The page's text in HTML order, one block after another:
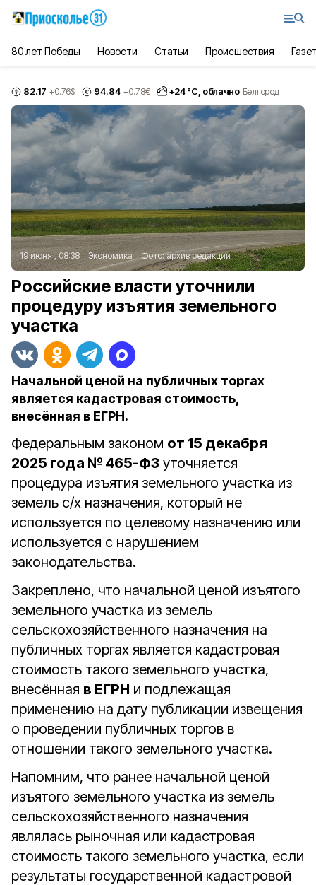
80 лет Победы Новости Статьи Происшествия
82.17 +0.76$ 94.84 +0.78€ +24°С, облачно Белгород
19 июня , 08:38 Экономика Фото:архив редакции
Российские власти уточнили
процедуру изъятия земельного
участка
Начальной ценой на публичных торгах
является кадастровая стоимость,
внесённая в ЕГРН.
Федеральным законом от 15 декабря
2025 года № 465-ФЗ уточняется
процедура изъятия земельного участка из
земель с/х назначения, который не
используется по целевому назначению или
используется с нарушением
законодательства.
Закреплено, что начальной ценой изъятого
земельного участка из земель
сельскохозяйственного назначения на
публичных торгах является кадастровая
стоимость такого земельного участка,
внесённая в ЕГРН и подлежащая
применению на дату публикации извещения
о проведении публичных торгов в
отношении такого земельного участка.
Напомним, что ранее начальной ценой
изъятого земельного участка из земель
сельскохозяйственного назначения
являлась рыночная или кадастровая
стоимость такого земельного участка, если
результаты государственной кадастровой